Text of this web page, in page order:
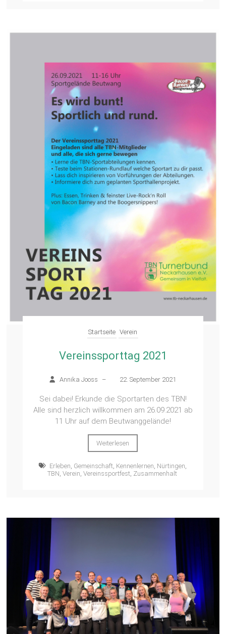
Startseite Verein
Vereinssporttag 2021
Annika Jooss – 22. September 2021
Sei dabei! Erkunde die Sportarten des TBN!
Alle sind herzlich willkommen am 26.09.2021 ab
11 Uhr auf dem Beutwanggelände!
Weiterlesen
Erleben, Gemeinschaft, Kennenlernen, Nürtingen,
TBN, Verein, Vereinssportfest, Zusammenhalt